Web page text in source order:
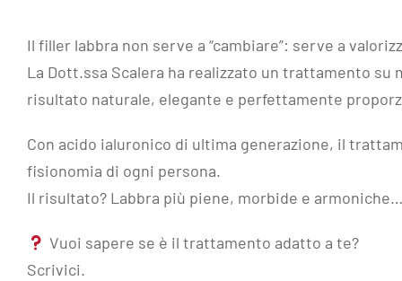
Il filler labbra non serve a “cambiare”: serve a
La Dott.ssa Scalera ha realizzato un trattamento
risultato naturale, elegante e perfettamente
Con acido ialuronico di ultima generazione, il
fisionomia di ogni persona.
Il risultato? Labbra più piene, morbide e
Vuoi sapere se è il trattamento adatto a te?
Scrivici.